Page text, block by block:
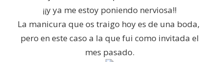
¡¡y ya me estoy poniendo nerviosa!!
La manicura que os traigo hoy es de una boda,
pero en este caso a la que fui como invitada el
mes pasado.